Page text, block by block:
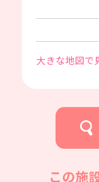
大きな地図で
この施